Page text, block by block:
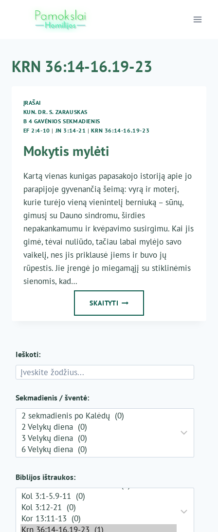
KRN 36:14-16.19-23
ĮRAŠAI
KUN. DR. S. ZARAUSKAS
B 4 GAVĖNIOS SEKMADIENIS
EF 2:4-10 |JN 3:14-21 |KRN 36:14-16.19-23
Mokytis mylėti
Kartą vienas kunigas papasakojo istoriją apie jo
parapijoje gyvenančią šeimą: vyrą ir moterį,
kurie turėjo vieną vienintelį berniuką – sūnų,
gimusį su Dauno sindromu, širdies
nepakankamumu ir kvėpavimo susirgimu. Kai jis
gimė, tėvai nuliūdo, tačiau labai mylėjo savo
vaikelį, nes jis priklausė jiems ir buvo jų
rūpestis. Jie įrengė jo miegamąjį su stiklinėmis
sienomis, kad…
SKAITYTI MOKYTIS
Ieškoti:
Sekmadienis / šventė:
Biblijos ištraukos: